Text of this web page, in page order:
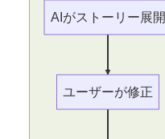
AIがストーリー展開
ユーザーが修正